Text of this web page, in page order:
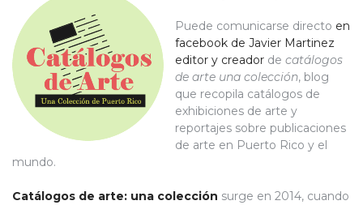
Puede comunicarse directo en
facebook de Javier Martinez
editor y creador de catálogos
de arte una colección, blog
que recopila catálogos de
exhibiciones de arte y
reportajes sobre publicaciones
de arte en Puerto Rico y el
mundo.
Catálogos de arte: una colección surge en 2014, cuando